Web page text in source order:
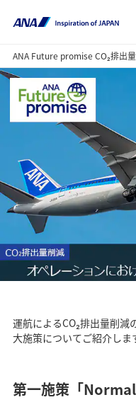
ANA Future promise CO₂排出
運航によるCO₂排出量削減
大施策についてご紹介しま
第一施策「Normal